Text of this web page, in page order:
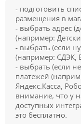
- подготовить
размещения в
- выбрать адрес
(например:
- выбрать (если
(например: СДЭК,
- выбрать (если
платежей
Яндекс.Касса,
внимание, что у
доступных
это бесплатно.